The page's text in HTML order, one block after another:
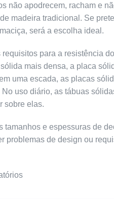
não apodrecem, racham e
madeira tradicional. Se
será a escolha ideal.
para a resistência
mais densa, a placa
uma escada, as placas
uso diário, as tábuas
sobre elas.
tamanhos e espessuras de
problemas de design ou